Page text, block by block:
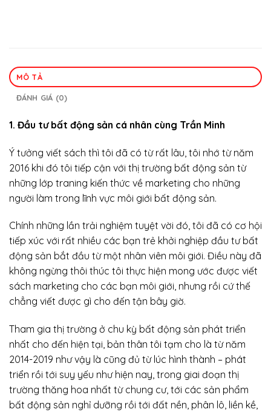
MÔ TẢ
ĐÁNH GIÁ (0)
1. Đầu tư bất động sản cá nhân cùng Trần Minh
Ý tưởng viết sách thì tôi đã có từ rất lâu, tôi nhớ từ năm
2016 khi đó tôi tiếp cận với thị trường bất động sản từ
những lớp traning kiến thức về marketing cho những
người làm trong lĩnh vực môi giới bất động sản.
Chính những lần trải nghiệm tuyệt vời đó, tôi đã có cơ hội
tiếp xúc với rất nhiều các bạn trẻ khởi nghiệp đầu tư bất
động sản bắt đầu từ một nhân viên môi giới. Điều này đã
không ngừng thôi thúc tôi thực hiện mong ước được viết
sách marketing cho các bạn môi giới, nhưng rồi cứ thế
chẳng viết được gì cho đến tận bây giờ.
Tham gia thị trường ở chu kỳ bất động sản phát triển
nhất cho đến hiện tại, bản thân tôi tạm cho là từ năm
2014-2019 như vậy là cũng đủ từ lúc hình thành – phát
triển rồi tới suy yếu như hiện nay, trong giai đoạn thị
trường thăng hoa nhất từ chung cư, tới các sản phẩm
bất động sản nghỉ dưỡng rồi tới đất nền, phân lô, liền kề,